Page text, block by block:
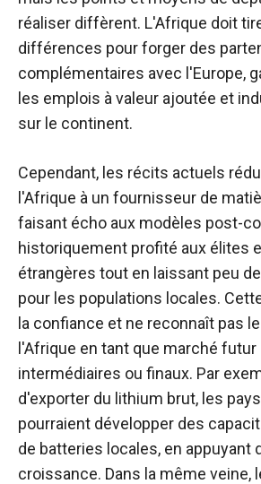
réaliser diffèrent. L'Afrique doit
différences pour forger des
complémentaires avec l'Europe,
les emplois à valeur ajoutée et
sur le continent.
Cependant, les récits actuels
l'Afrique à un fournisseur de
faisant écho aux modèles post-
historiquement profité aux élites
étrangères tout en laissant peu
pour les populations locales.
la confiance et ne reconnaît pas
l'Afrique en tant que marché
intermédiaires ou finaux. Par
d'exporter du lithium brut, les
pourraient développer des
de batteries locales, en appuyant
croissance. Dans la même veine,